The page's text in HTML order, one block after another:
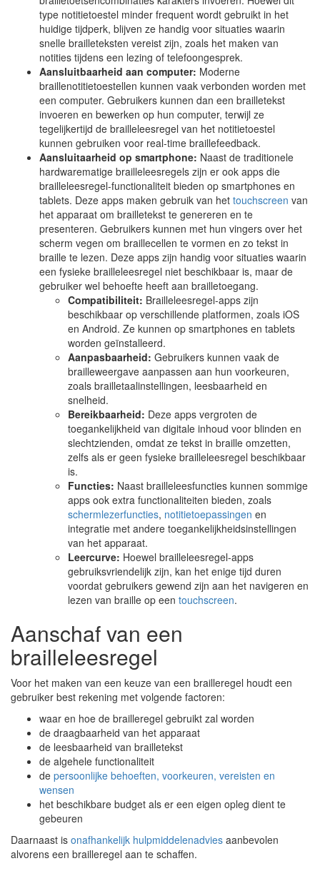
type notitietoestel minder frequent wordt gebruikt in het
huidige tijdperk, blijven ze handig voor situaties waarin
snelle brailleteksten vereist zijn, zoals het maken van
notities tijdens een lezing of telefoongesprek.
Aansluitbaarheid aan computer: Moderne
braillenotitietoestellen kunnen vaak verbonden worden met
een computer. Gebruikers kunnen dan een brailletekst
invoeren en bewerken op hun computer, terwijl ze
tegelijkertijd de brailleleesregel van het notitietoestel
kunnen gebruiken voor real-time braillefeedback.
Aansluitaarheid op smartphone: Naast de traditionele
hardwarematige brailleleesregels zijn er ook apps die
brailleleesregel-functionaliteit bieden op smartphones en
tablets. Deze apps maken gebruik van het touchscreen van
het apparaat om brailletekst te genereren en te
presenteren. Gebruikers kunnen met hun vingers over het
scherm vegen om braillecellen te vormen en zo tekst in
braille te lezen. Deze apps zijn handig voor situaties waarin
een fysieke brailleleesregel niet beschikbaar is, maar de
gebruiker wel behoefte heeft aan brailletoegang.
Compatibiliteit: Brailleleesregel-apps zijn
beschikbaar op verschillende platformen, zoals iOS
en Android. Ze kunnen op smartphones en tablets
worden geïnstalleerd.
Aanpasbaarheid: Gebruikers kunnen vaak de
brailleweergave aanpassen aan hun voorkeuren,
zoals brailletaalinstellingen, leesbaarheid en
snelheid.
Bereikbaarheid: Deze apps vergroten de
toegankelijkheid van digitale inhoud voor blinden en
slechtzienden, omdat ze tekst in braille omzetten,
zelfs als er geen fysieke brailleleesregel beschikbaar
is.
Functies: Naast brailleleesfuncties kunnen sommige
apps ook extra functionaliteiten bieden, zoals
schermlezerfuncties, notitietoepassingen en
integratie met andere toegankelijkheidsinstellingen
van het apparaat.
Leercurve: Hoewel brailleleesregel-apps
gebruiksvriendelijk zijn, kan het enige tijd duren
voordat gebruikers gewend zijn aan het navigeren en
lezen van braille op een touchscreen.
Aanschaf van een
brailleleesregel
Voor het maken van een keuze van een brailleregel houdt een
gebruiker best rekening met volgende factoren:
waar en hoe de brailleregel gebruikt zal worden
de draagbaarheid van het apparaat
de leesbaarheid van brailletekst
de algehele functionaliteit
de persoonlijke behoeften, voorkeuren, vereisten en
wensen
het beschikbare budget als er een eigen opleg dient te
gebeuren
Daarnaast is onafhankelijk hulpmiddelenadvies aanbevolen
alvorens een brailleregel aan te schaffen.